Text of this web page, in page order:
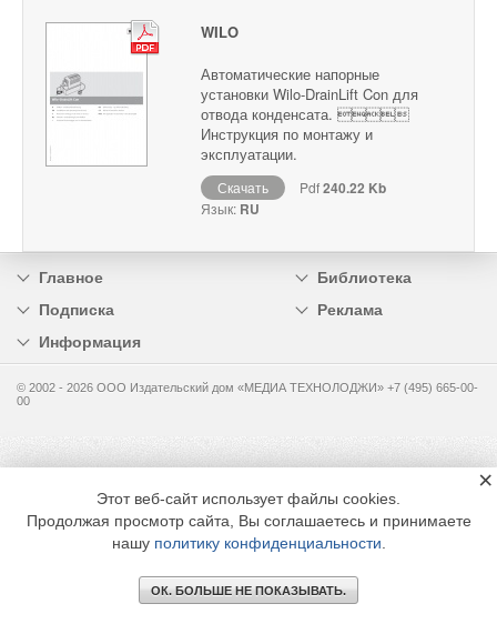
WILO
Автоматические напорные
установки Wilo-DrainLift Con для
отвода конденсата. 
Инструкция по монтажу и
эксплуатации.
Скачать Pdf240.22 Kb
Язык: RU
Главное
Библиотека
Подписка
Реклама
Информация
© 2002 - 2026 OOO Издательский дом «МЕДИА ТЕХНОЛОДЖИ» +7 (495) 665-00-
00
Этот веб-сайт использует файлы cookies.
Продолжая просмотр сайта, Вы соглашаетесь и принимаете
нашу политику конфиденциальности
ОК. БОЛЬШЕ НЕ ПОКАЗЫВАТЬ.
×